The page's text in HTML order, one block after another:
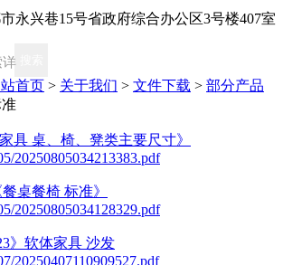
永兴巷15号省政府综合办公区3号楼407室
首页 > 关于我们 > 文件下载 > 部分产品
具 桌、椅、凳类主要尺寸》
20250805034213383.pdf
桌餐椅 标准》
20250805034128329.pdf
》软体家具 沙发
20250407110909527.pdf